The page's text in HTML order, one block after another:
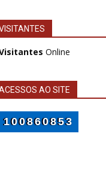
Online
AO SITE